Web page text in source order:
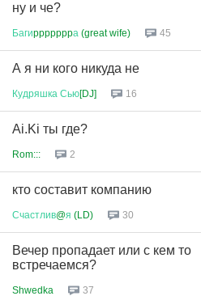
ну и че?
Багиpppppppа (great wife) 45
А я ни кого никуда не
Кудряшка Сью[DJ] 16
Ai.Ki ты где?
Rom::: 2
кто составит компанию
Счастлив@я (LD) 30
Вечер пропадает или с кем то
встречаемся?
Shwedka 37